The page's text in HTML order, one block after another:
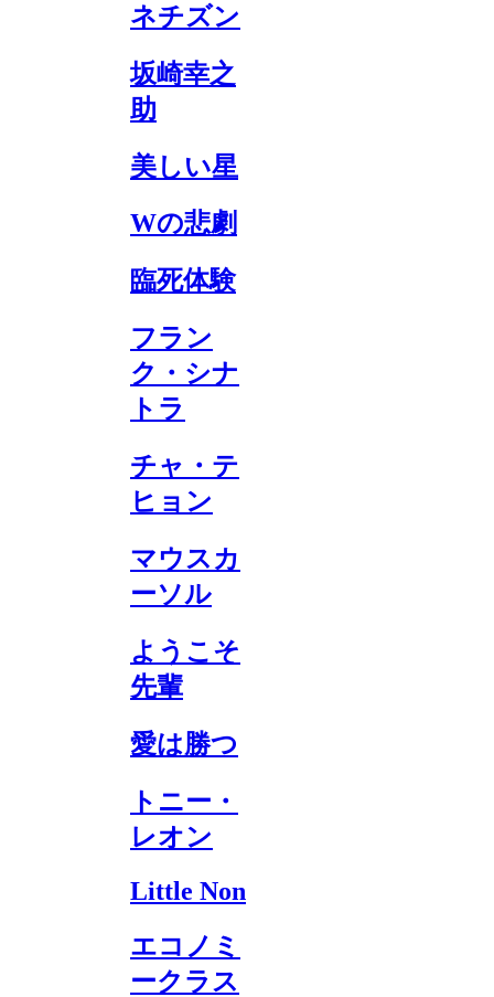
ネチズン
坂崎幸之
助
美しい星
Wの悲劇
臨死体験
フラン
ク・シナ
トラ
チャ・テ
ヒョン
マウスカ
ーソル
ようこそ
先輩
愛は勝つ
トニー・
レオン
Little Non
エコノミ
ークラス